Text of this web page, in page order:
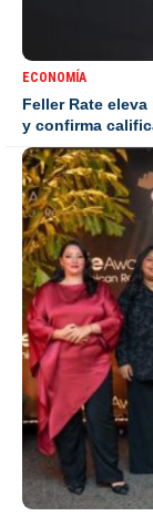
ECONOMÍA
Feller Rate
y confirma